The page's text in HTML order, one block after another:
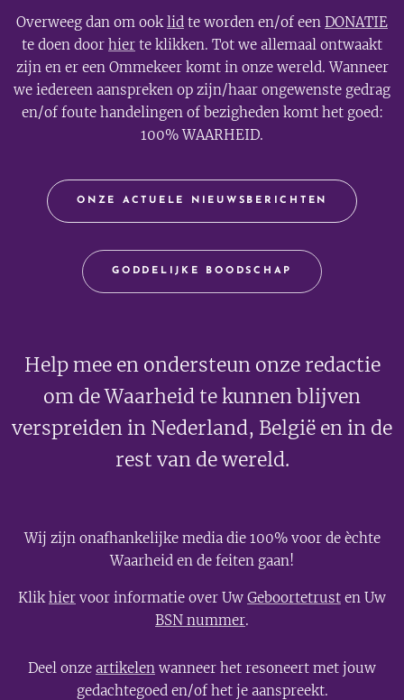
Overweeg dan om ooklid te worden en/of een DONATIE
te doen door hier te klikken. Tot we allemaal ontwaakt
zijn en er een Ommekeer komt in onze wereld. Wanneer
we iedereen aanspreken op zijn/haar ongewenste gedrag
en/of foute handelingen of bezigheden komt het goed:
100% WAARHEID.
ONZE ACTUELE NIEUWSBERICHTEN
GODDELIJKE BOODSCHAP
Help mee en ondersteun onze redactie
om de Waarheid te kunnen blijven
verspreiden in Nederland, België en in de
rest van de wereld.
Wij zijn onafhankelijke media die 100% voor de èchte
Waarheid en de feiten gaan!
Klikhier voor informatie over Uw Geboortetrust en Uw
BSN nummer.
Deel onze artikelen wanneer het resoneert met jouw
gedachtegoed en/of het je aanspreekt.